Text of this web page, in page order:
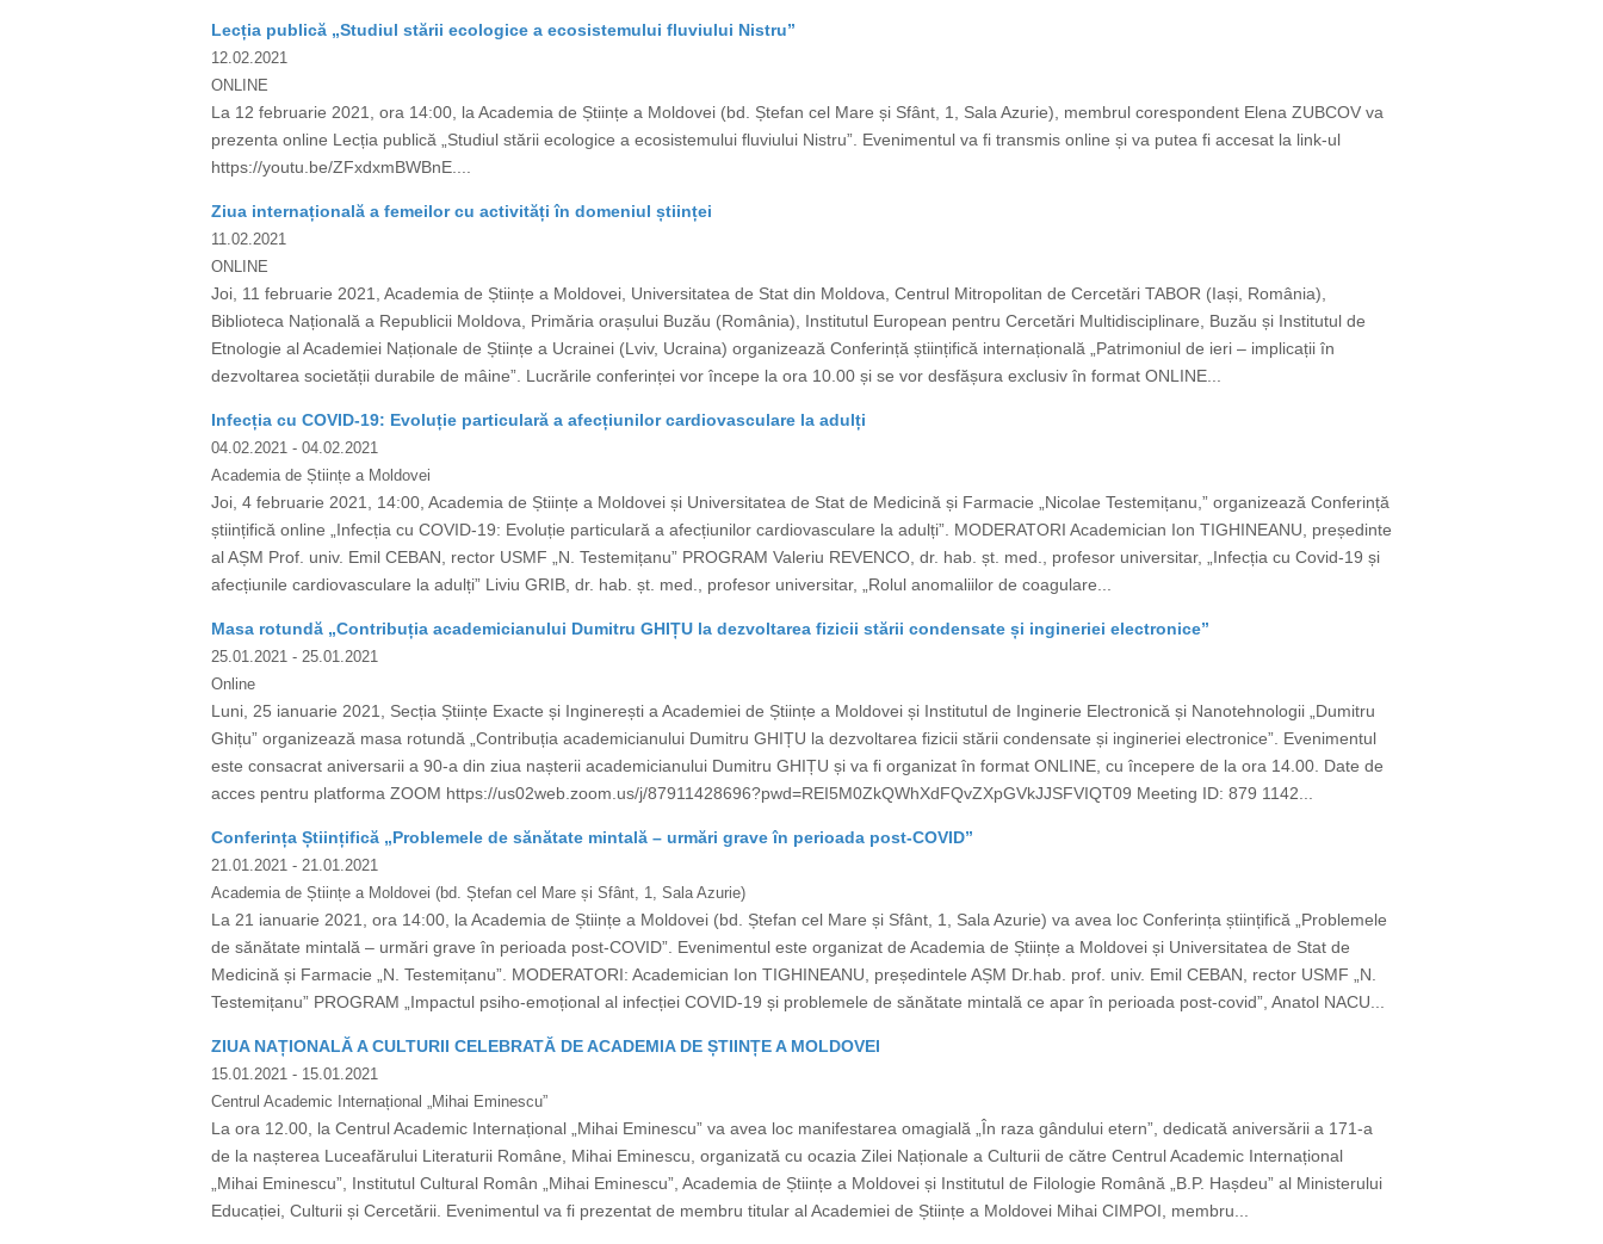
Lecția publică „Studiul stării ecologice a ecosistemului fluviului Nistru”
12.02.2021
ONLINE
La 12 februarie 2021, ora 14:00, la Academia de Științe a Moldovei (bd. Ștefan cel Mare și Sfânt, 1, Sala Azurie), membrul corespondent Elena ZUBCOV va
prezenta online Lecția publică „Studiul stării ecologice a ecosistemului fluviului Nistru”. Evenimentul va fi transmis online și va putea fi accesat la link-ul
https://youtu.be/ZFxdxmBWBnE....
Ziua internațională a femeilor cu activități în domeniul științei
11.02.2021
ONLINE
Joi, 11 februarie 2021, Academia de Științe a Moldovei, Universitatea de Stat din Moldova, Centrul Mitropolitan de Cercetări TABOR (Iași, România),
Biblioteca Națională a Republicii Moldova, Primăria orașului Buzău (România), Institutul European pentru Cercetări Multidisciplinare, Buzău și Institutul de
Etnologie al Academiei Naționale de Științe a Ucrainei (Lviv, Ucraina) organizează Conferință științifică internațională „Patrimoniul de ieri – implicații în
dezvoltarea societății durabile de mâine”. Lucrările conferinței vor începe la ora 10.00 și se vor desfășura exclusiv în format ONLINE...
Infecția cu COVID-19: Evoluție particulară a afecțiunilor cardiovasculare la adulți
04.02.2021 - 04.02.2021
Academia de Științe a Moldovei
Joi, 4 februarie 2021, 14:00, Academia de Științe a Moldovei și Universitatea de Stat de Medicină și Farmacie „Nicolae Testemițanu,” organizează Conferință
științifică online „Infecția cu COVID-19: Evoluție particulară a afecțiunilor cardiovasculare la adulți”. MODERATORI Academician Ion TIGHINEANU, președinte
al AȘM Prof. univ. Emil CEBAN, rector USMF „N. Testemițanu” PROGRAM Valeriu REVENCO, dr. hab. șt. med., profesor universitar, „Infecția cu Covid-19 și
afecțiunile cardiovasculare la adulți” Liviu GRIB, dr. hab. șt. med., profesor universitar, „Rolul anomaliilor de coagulare...
Masa rotundă „Contribuția academicianului Dumitru GHIȚU la dezvoltarea fizicii stării condensate și ingineriei electronice”
25.01.2021 - 25.01.2021
Online
Luni, 25 ianuarie 2021, Secția Științe Exacte și Inginerești a Academiei de Științe a Moldovei și Institutul de Inginerie Electronică și Nanotehnologii „Dumitru
Ghițu” organizează masa rotundă „Contribuția academicianului Dumitru GHIȚU la dezvoltarea fizicii stării condensate și ingineriei electronice”. Evenimentul
este consacrat aniversarii a 90-a din ziua nașterii academicianului Dumitru GHIȚU și va fi organizat în format ONLINE, cu începere de la ora 14.00. Date de
acces pentru platforma ZOOM https://us02web.zoom.us/j/87911428696?pwd=REI5M0ZkQWhXdFQvZXpGVkJJSFVIQT09 Meeting ID: 879 1142...
Conferința Științifică „Problemele de sănătate mintală – urmări grave în perioada post-COVID”
21.01.2021 - 21.01.2021
Academia de Științe a Moldovei (bd. Ștefan cel Mare și Sfânt, 1, Sala Azurie)
La 21 ianuarie 2021, ora 14:00, la Academia de Științe a Moldovei (bd. Ștefan cel Mare și Sfânt, 1, Sala Azurie) va avea loc Conferința științifică „Problemele
de sănătate mintală – urmări grave în perioada post-COVID”. Evenimentul este organizat de Academia de Științe a Moldovei și Universitatea de Stat de
Medicină și Farmacie „N. Testemițanu”. MODERATORI: Academician Ion TIGHINEANU, președintele AȘM Dr.hab. prof. univ. Emil CEBAN, rector USMF „N.
Testemițanu” PROGRAM „Impactul psiho-emoțional al infecției COVID-19 și problemele de sănătate mintală ce apar în perioada post-covid”, Anatol NACU...
ZIUA NAȚIONALĂ A CULTURII CELEBRATĂ DE ACADEMIA DE ȘTIINȚE A MOLDOVEI
15.01.2021 - 15.01.2021
Centrul Academic Internațional „Mihai Eminescu”
La ora 12.00, la Centrul Academic Internațional „Mihai Eminescu” va avea loc manifestarea omagială „În raza gândului etern”, dedicată aniversării a 171-a
de la nașterea Luceafărului Literaturii Române, Mihai Eminescu, organizată cu ocazia Zilei Naționale a Culturii de către Centrul Academic Internațional
„Mihai Eminescu”, Institutul Cultural Român „Mihai Eminescu”, Academia de Științe a Moldovei și Institutul de Filologie Română „B.P. Hașdeu” al Ministerului
Educației, Culturii și Cercetării. Evenimentul va fi prezentat de membru titular al Academiei de Științe a Moldovei Mihai CIMPOI, membru...